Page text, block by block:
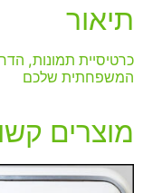
תיאור
כרטיסיית תמונות,
המשפחתית שלכם
מוצרים